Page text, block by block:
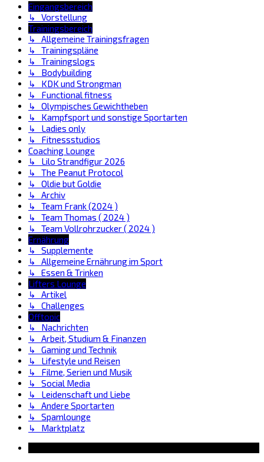
Eingangsbereich
↳ Vorstellung
Trainingsbereich
↳ Allgemeine Trainingsfragen
↳ Trainingspläne
↳ Trainingslogs
↳ Bodybuilding
↳ KDK und Strongman
↳ Functional fitness
↳ Olympisches Gewichtheben
↳ Kampfsport und sonstige Sportarten
↳ Ladies only
↳ Fitnessstudios
Coaching Lounge
↳ Lilo Strandfigur 2026
↳ The Peanut Protocol
↳ Oldie but Goldie
↳ Archiv
↳ Team Frank (2024 )
↳ Team Thomas ( 2024 )
↳ Team Vollrohrzucker ( 2024 )
Ernährung
↳ Supplemente
↳ Allgemeine Ernährung im Sport
↳ Essen & Trinken
Lifters Lounge
↳ Artikel
↳ Challenges
Offtopic
↳ Nachrichten
↳ Arbeit, Studium & Finanzen
↳ Gaming und Technik
↳ Lifestyle und Reisen
↳ Filme, Serien und Musik
↳ Social Media
↳ Leidenschaft und Liebe
↳ Andere Sportarten
↳ Spamlounge
↳ Marktplatz